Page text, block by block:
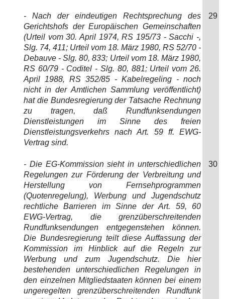
- Nach der eindeutigen Rechtsprechung des
Gerichtshofs der Europäischen Gemeinschaften
(Urteil vom 30. April 1974, RS 195/73 - Sacchi -,
Slg. 74, 411; Urteil vom 18. März 1980, RS 52/70 -
Debauve - Slg. 80, 833; Urteil vom 18. März 1980,
RS 60/79 - Coditel - Slg. 80, 881; Urteil vom 26.
April 1988, RS 352/85 - Kabelregeling - noch
nicht in der Amtlichen Sammlung veröffentlicht)
hat die Bundesregierung der Tatsache Rechnung
zu tragen, daß Rundfunksendungen
Dienstleistungen im Sinne des freien
Dienstleistungsverkehrs nach Art. 59 ff. EWG-
Vertrag sind.
29
- Die EG-Kommission sieht in unterschiedlichen
Regelungen zur Förderung der Verbreitung und
Herstellung von Fernsehprogrammen
(Quotenregelung), Werbung und Jugendschutz
rechtliche Barrieren im Sinne der Art. 59, 60
EWG-Vertrag, die grenzüberschreitenden
Rundfunksendungen entgegenstehen können.
Die Bundesregierung teilt diese Auffassung der
Kommission im Hinblick auf die Regeln zur
Werbung und zum Jugendschutz. Die hier
bestehenden unterschiedlichen Regelungen in
den einzelnen Mitgliedstaaten können bei einem
ungeregelten grenzüberschreitenden Rundfunk
30